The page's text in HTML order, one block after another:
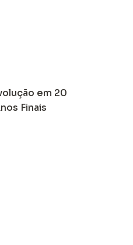
em 20
Finais